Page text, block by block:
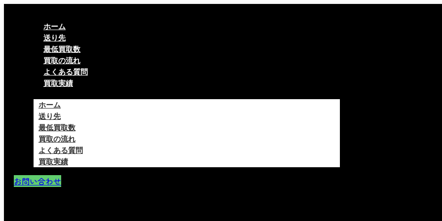
ホーム
送り先
最低買取数
買取の流れ
よくある質問
買取実績
ホーム
送り先
最低買取数
買取の流れ
よくある質問
買取実績
お問い合わせ